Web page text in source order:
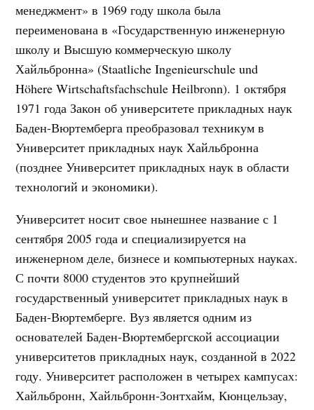
менеджмент» в 1969 году школа была
переименована в «Государственную инженерную
школу и Высшую коммерческую школу
Хайльбронна» (Staatliche Ingenieurschule und
Höhere Wirtschaftsfachschule Heilbronn). 1 октября
1971 года Закон об университете прикладных наук
Баден-Вюртемберга преобразовал техникум в
Университет прикладных наук Хайльбронна
(позднее Университет прикладных наук в области
технологий и экономики).
Университет носит свое нынешнее название с 1
сентября 2005 года и специализируется на
инженерном деле, бизнесе и компьютерных науках.
С почти 8000 студентов это крупнейший
государственный университет прикладных наук в
Баден-Вюртемберге. Вуз является одним из
основателей Баден-Вюртембергской ассоциации
университетов прикладных наук, созданной в 2022
году. Университет расположен в четырех кампусах:
Хайльбронн, Хайльбронн-Зонтхайм, Кюнцельзау,